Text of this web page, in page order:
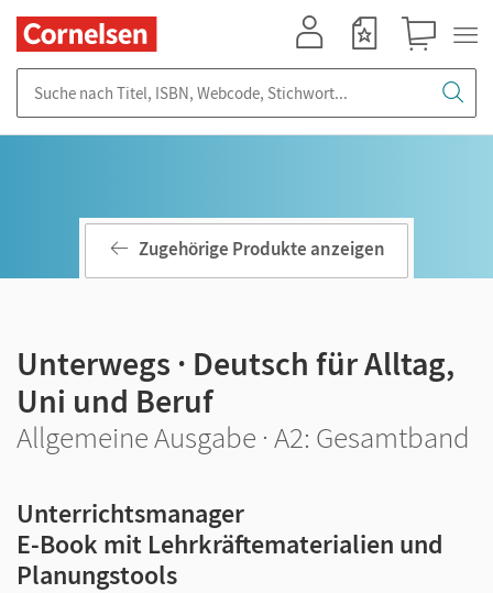
Zugehörige Produkte anzeigen
Unterwegs · Deutsch für Alltag,
Uni und Beruf
Allgemeine Ausgabe · A2: Gesamtband
Unterrichtsmanager
E-Book mit Lehrkräftematerialien und
Planungstools